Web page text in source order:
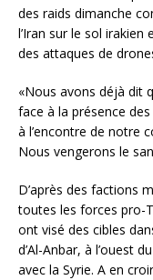
des raids dimanche
l’Iran sur le sol irakien
des attaques de
«Nous avons déjà dit
face à la présence
à l’encontre de notre
Nous vengerons le
D’après des factions
toutes les forces pro-
ont visé des cibles
d’Al-Anbar, à l’ouest
avec la Syrie. A en